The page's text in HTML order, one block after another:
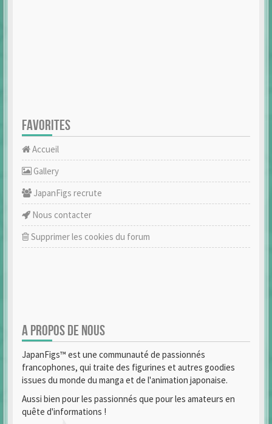
FAVORITES
Accueil
Gallery
JapanFigs recrute
Nous contacter
Supprimer les cookies du forum
A PROPOS DE NOUS
JapanFigs™ est une communauté de passionnés
francophones, qui traite des figurines et autres goodies
issues du monde du manga et de l'animation japonaise.
Aussi bien pour les passionnés que pour les amateurs en
quête d'informations !